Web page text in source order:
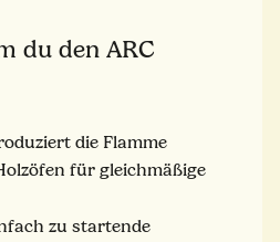
du den ARC
die Flamme
für gleichmäßige
zu startende